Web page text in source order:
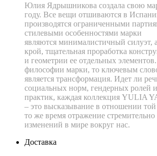
Юлия Ядрышникова создала свою
году. Все вещи отшиваются в
производятся ограниченными
стилевыми особенностями марки
являются минималистичный силуэт,
крой, тщательная проработка
и геометрии ее отдельных
философии марки, то ключевым
является трансформация. Идет ли
социальных норм, гендерных ролей
практик, каждая коллекция YULIA
– это высказывание в отношении
то же время отражение
изменений в мире вокруг нас.
Доставка